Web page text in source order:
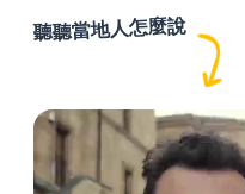
聽聽當地人怎麼說